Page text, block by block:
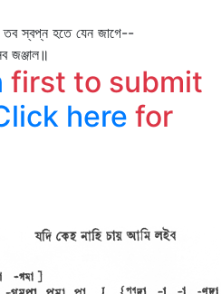
হতে যেন জাগে--
first to submit
here for